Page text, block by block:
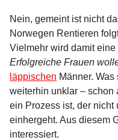
Nein, gemeint ist nicht
Norwegen Rentieren
Vielmehr wird damit eine
Erfolgreiche Frauen
läppischen Männer.
weiterhin unklar – schon
ein Prozess ist, der nicht
einhergeht. Aus diesem
interessiert.